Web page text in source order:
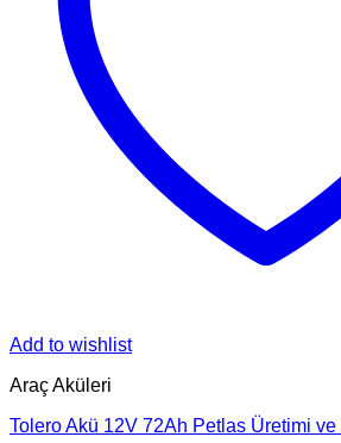
Add to wishlist
Araç Aküleri
Tolero Akü 12V 72Ah Petlas Üretimi ve